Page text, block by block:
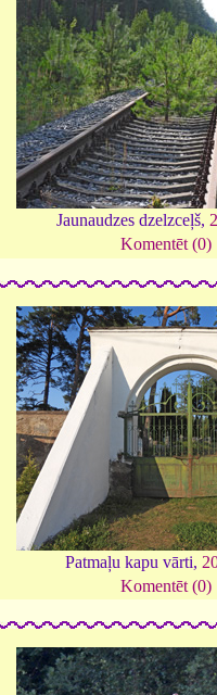
Jaunaudzes dzelzceļš,
Komentēt (0)
Patmaļu kapu vārti,
Komentēt (0)